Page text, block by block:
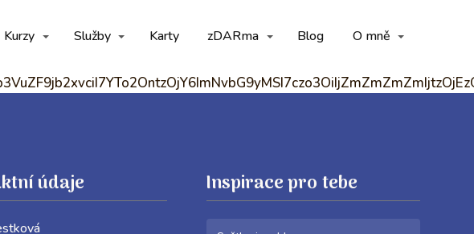
Kurzy Služby Karty zDARma Blog O mně
údaje Inspirace pro tebe